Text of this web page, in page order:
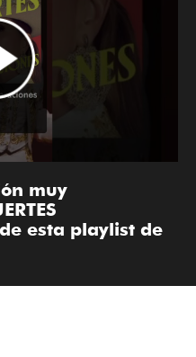
muy
esta playlist de